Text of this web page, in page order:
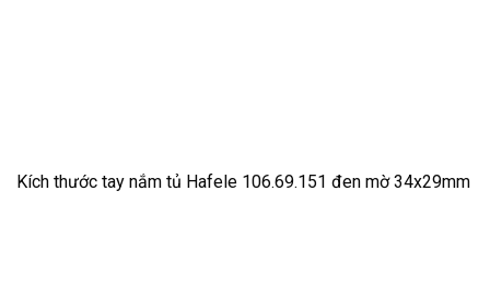
Kích thước tay nắm tủ Hafele 106.69.151 đen mờ 34x29mm